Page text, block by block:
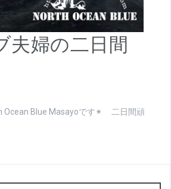
夫婦の二日間
Ocean Blue Masayoです✴ 二日間頑